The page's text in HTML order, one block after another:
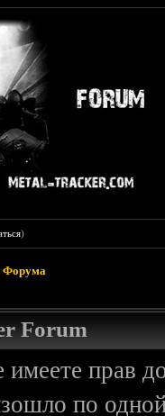
)
Форума
Forum
прав
по